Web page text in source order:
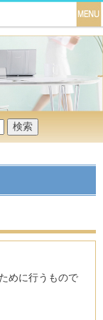
めに行うもので